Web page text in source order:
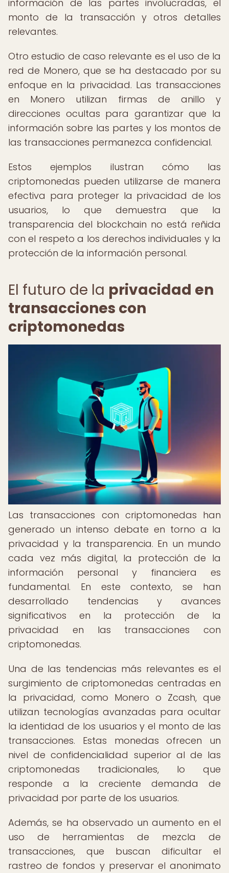
información de las partes involucradas, el
monto de la transacción y otros detalles
relevantes.
Otro estudio de caso relevante es el uso de la
red de Monero, que se ha destacado por su
enfoque en la privacidad. Las transacciones
en Monero utilizan firmas de anillo y
direcciones ocultas para garantizar que la
información sobre las partes y los montos de
las transacciones permanezca confidencial.
Estos ejemplos ilustran cómo las
criptomonedas pueden utilizarse de manera
efectiva para proteger la privacidad de los
usuarios, lo que demuestra que la
transparencia del blockchain no está reñida
con el respeto a los derechos individuales y la
protección de la información personal.
El futuro de la privacidad en
transacciones con
criptomonedas
Las transacciones con criptomonedas han
generado un intenso debate en torno a la
privacidad y la transparencia. En un mundo
cada vez más digital, la protección de la
información personal y financiera es
fundamental. En este contexto, se han
desarrollado tendencias y avances
significativos en la protección de la
privacidad en las transacciones con
criptomonedas.
Una de las tendencias más relevantes es el
surgimiento de criptomonedas centradas en
la privacidad, como Monero o Zcash, que
utilizan tecnologías avanzadas para ocultar
la identidad de los usuarios y el monto de las
transacciones. Estas monedas ofrecen un
nivel de confidencialidad superior al de las
criptomonedas tradicionales, lo que
responde a la creciente demanda de
privacidad por parte de los usuarios.
Además, se ha observado un aumento en el
uso de herramientas de mezcla de
transacciones, que buscan dificultar el
rastreo de fondos y preservar el anonimato